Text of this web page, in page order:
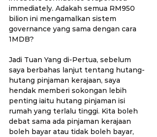
immediately. Adakah semua RM950
bilion ini mengamalkan sistem
governance yang sama dengan cara
1MDB?
Jadi Tuan Yang di-Pertua, sebelum
saya berbahas lanjut tentang hutang-
hutang pinjaman kerajaan, saya
hendak memberi sokongan lebih
penting iaitu hutang pinjaman isi
rumah yang terlalu tinggi. Kita boleh
debat sama ada pinjaman kerajaan
boleh bayar atau tidak boleh bayar,